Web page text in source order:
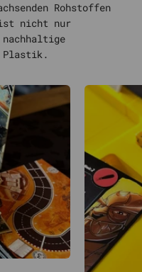
Rohstoffen
ist nicht nur
Plastik.